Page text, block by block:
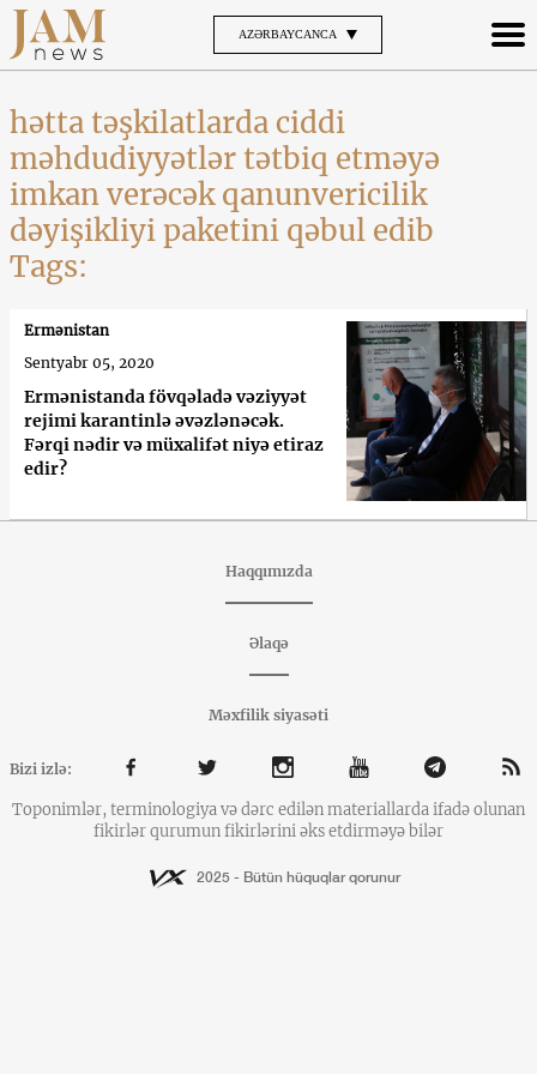
AZƏRBAYCANCA
hətta təşkilatlarda ciddi
məhdudiyyətlər tətbiq etməyə
imkan verəcək qanunvericilik
dəyişikliyi paketini qəbul edib
Tags:
Ermənistanda fövqəladə vəziyyət
rejimi karantinlə əvəzlənəcək.
Fərqi nədir və müxalifət niyə etiraz
edir?
Ermənistan
Sentyabr 05, 2020
Haqqımızda
Əlaqə
Məxfilik siyasəti
Bizi izlə:
Toponimlər, terminologiya və dərc edilən materiallarda ifadə olunan
fikirlər qurumun fikirlərini əks etdirməyə bilər
2025 - Bütün hüquqlar qorunur